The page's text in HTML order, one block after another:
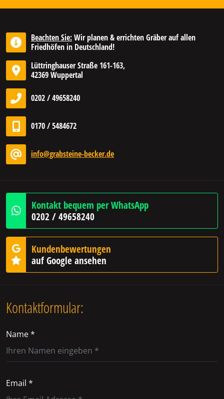
Beachten Sie:Wir planen & errichten Gräber auf allen
Friedhöfen in Deutschland!
Lüttringhauser Straße 161-163,
42369 Wuppertal
0202 / 49658240
0170 / 5484672
info@grabsteine-becker.de
Kontakt bequem per WhatsApp
0202 / 49658240
Kundenbewertungen
auf Google ansehen
Kontaktformular:
Name *
Email *